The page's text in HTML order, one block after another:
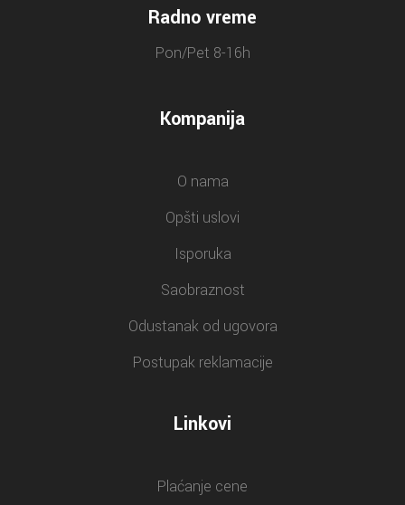
Radno vreme
Pon/Pet 8-16h
Kompanija
O nama
Opšti uslovi
Isporuka
Saobraznost
Odustanak od ugovora
Postupak reklamacije
Linkovi
Plaćanje cene